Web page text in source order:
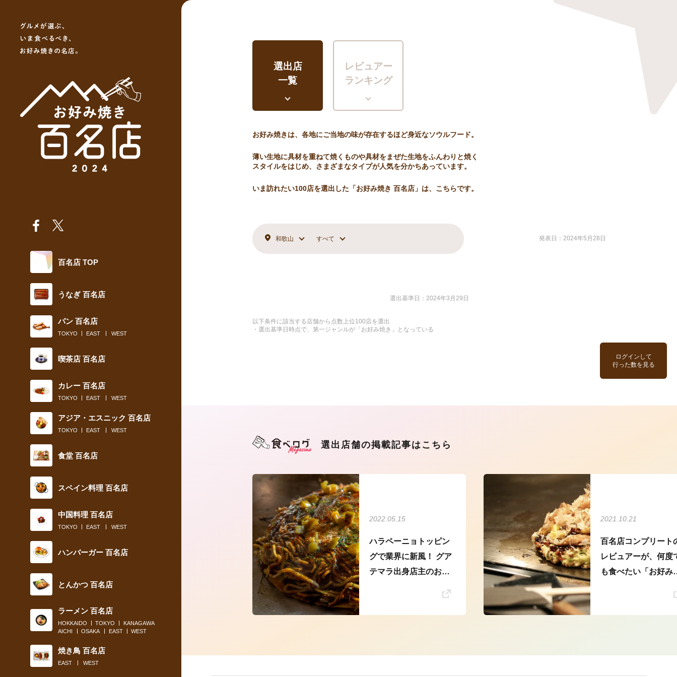
百名店 TOP
うなぎ 百名店
パン 百名店
TOKYO EAST WEST
喫茶店 百名店
カレー 百名店
TOKYO EAST WEST
アジア・エスニック 百名店
TOKYO EAST WEST
食堂 百名店
スペイン料理 百名店
中国料理 百名店
TOKYO EAST WEST
ハンバーガー 百名店
とんかつ 百名店
ラーメン 百名店
HOKKAIDO TOKYO
KANAGAWA
AICHI
OSAKA EAST WEST
焼き鳥 百名店
EAST WEST
選出店
一覧
レビュアー
ランキング
お好み焼きは、各地にご当地の味が存在するほど身近なソウルフード。
薄い生地に具材を重ねて焼くものや具材をまぜた生地をふんわりと焼く
スタイルをはじめ、さまざまなタイプが人気を分かちあっています。
いま訪れたい100店を選出した「お好み焼き 百名店」は、こちらです。
和歌山 すべて 発表日：2024年5月28日
選出基準日：2024年3月29日
以下条件に該当する店舗から点数上位100店を選出
・選出基準日時点で、第一ジャンルが「お好み焼き」となっている
ログインして
行った数を見る
選出店舗の掲載記事はこちら
2022.05.15
ハラペーニョトッピン
グで業界に新風！ グア
テマラ出身店主のお好
2021.10.21
百名店コンプリート
レビュアーが、何度
も食べたい「お好み